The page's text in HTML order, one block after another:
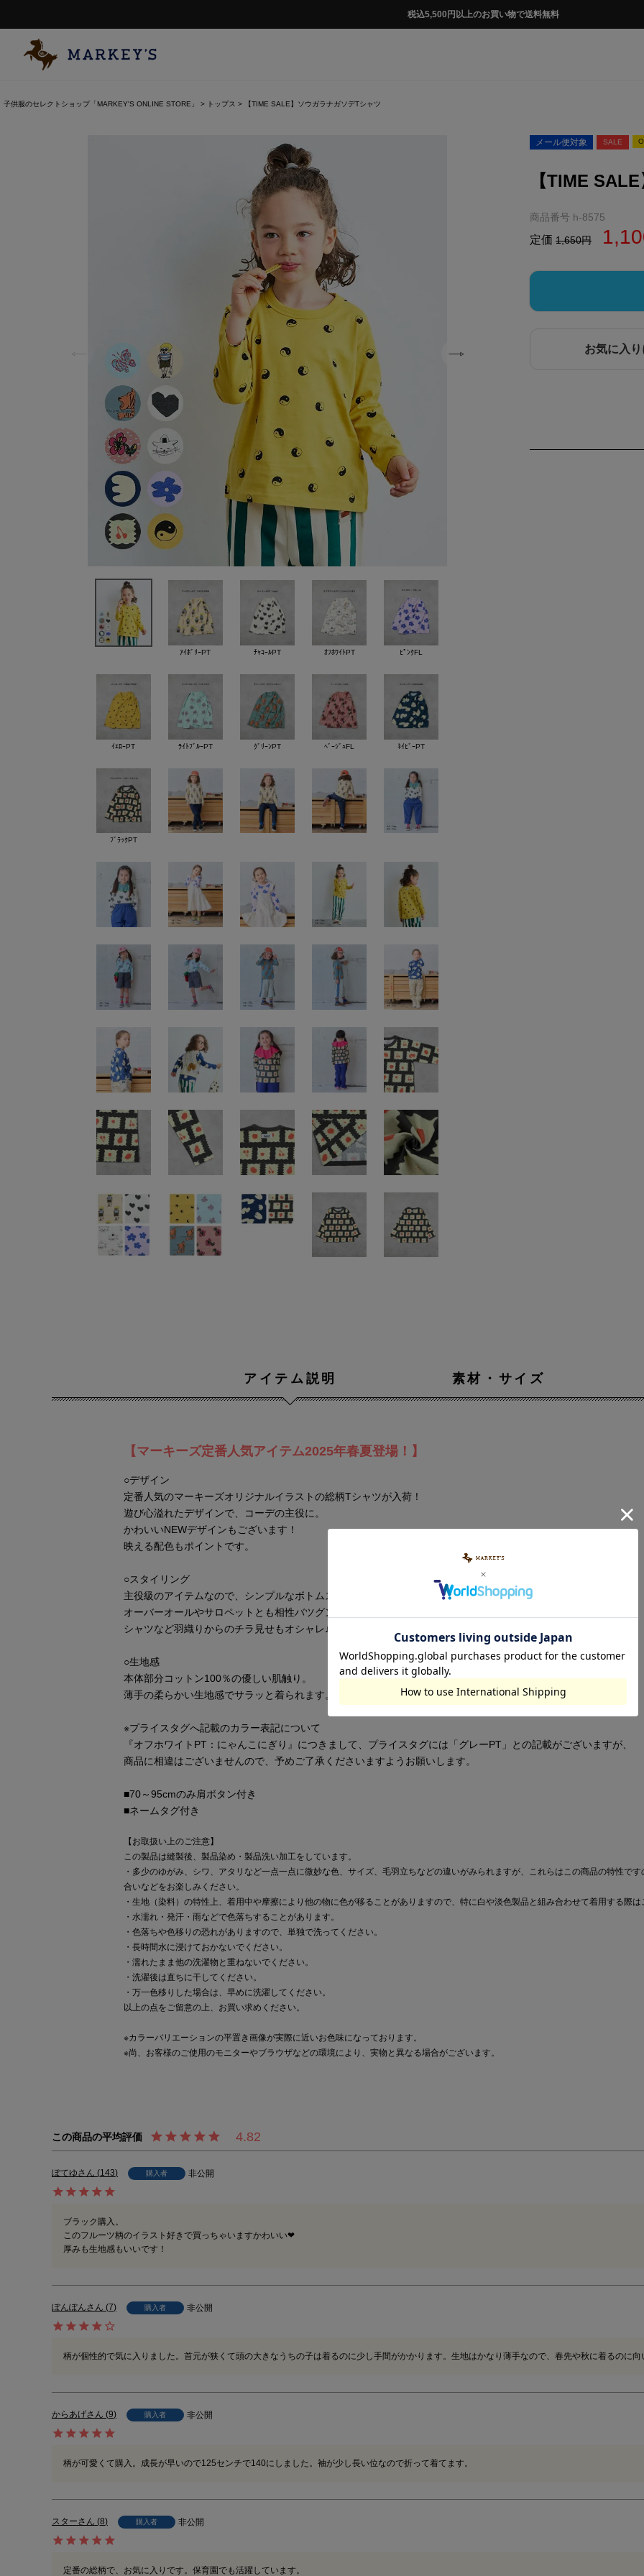
税込5,500円以上のお買い物で送料無料
子供服のセレクトショップ「MARKEY'S ONLINE STORE」 トップス 【TIME SALE】ソウガラナガソデTシャツ
ｱｲﾎﾞﾘｰPT ﾁｬｺｰﾙPT ｵﾌﾎﾜｲﾄPT ﾋﾟﾝｸFL
ｲｴﾛｰPT ﾗｲﾄﾌﾞﾙｰPT ｸﾞﾘｰﾝPT ﾍﾞｰｼﾞｭFL ﾈｲﾋﾞｰPT
ﾌﾞﾗｯｸPT
メール便対象 SALE
【TIME
商品番号 h-8575
定価 1,650
お気に入
アイテム説明 素材・サイズ
【マーキーズ定番人気アイテム2025年春夏登場！】
○デザイン
定番人気のマーキーズオリジナルイラストの総柄Tシャツが入荷！
遊び心溢れたデザインで、コーデの主役に。
かわいいNEWデザインもございます！
映える配色もポイントです。
○スタイリング
主役級のアイテムなので、シンプルなボトムスでもコーデが完成！
オーバーオールやサロペットとも相性バツグン！
シャツなど羽織りからのチラ見せもオシャレ♪
○生地感
本体部分コットン100％の優しい肌触り。
薄手の柔らかい生地感でサラッと着られます。
※プライスタグへ記載のカラー表記について
『オフホワイトPT：にゃんこにぎり』につきまして、プライスタグには「グレーPT」との記載がございますが、
商品に相違はございませんので、予めご了承くださいますようお願いします。
■70～95cmのみ肩ボタン付き
■ネームタグ付き
【お取扱い上のご注意】
この製品は縫製後、製品染め・製品洗い加工をしています。
・多少のゆがみ、シワ、アタリなど一点一点に微妙な色、サイズ、毛羽立ちなどの違いがみられますが、これらはこの商品の特性で
合いなどをお楽しみください。
・生地（染料）の特性上、着用中や摩擦により他の物に色が移ることがありますので、特に白や淡色製品と組み合わせて着用する際
・水濡れ・発汗・雨などで色落ちすることがあります。
・色落ちや色移りの恐れがありますので、単独で洗ってください。
・長時間水に浸けておかないでください。
・濡れたまま他の洗濯物と重ねないでください。
・洗濯後は直ちに干してください。
・万一色移りした場合は、早めに洗濯してください。
以上の点をご留意の上、お買い求めください。
※カラーバリエーションの平置き画像が実際に近いお色味になっております。
※尚、お客様のご使用のモニターやブラウザなどの環境により、実物と異なる場合がございます。
4.82
ぽてゆ 143 購入者 非公開
ブラック購入。
このフルーツ柄のイラスト好きで買っちゃいますかわいい❤︎
厚みも生地感もいいです！
ぽんぽん 7 購入者 非公開
柄が個性的で気に入りました。首元が狭くて頭の大きなうちの子は着るのに少し手間がかかります。生地はかなり薄手なので、春先や秋に着るのに向
からあげ 9 購入者 非公開
柄が可愛くて購入。成長が早いので125センチで140にしました。袖が少し長い位なので折って着てます。
スター 8 購入者 非公開
定番の総柄で、お気に入りです。保育園でも活躍しています。